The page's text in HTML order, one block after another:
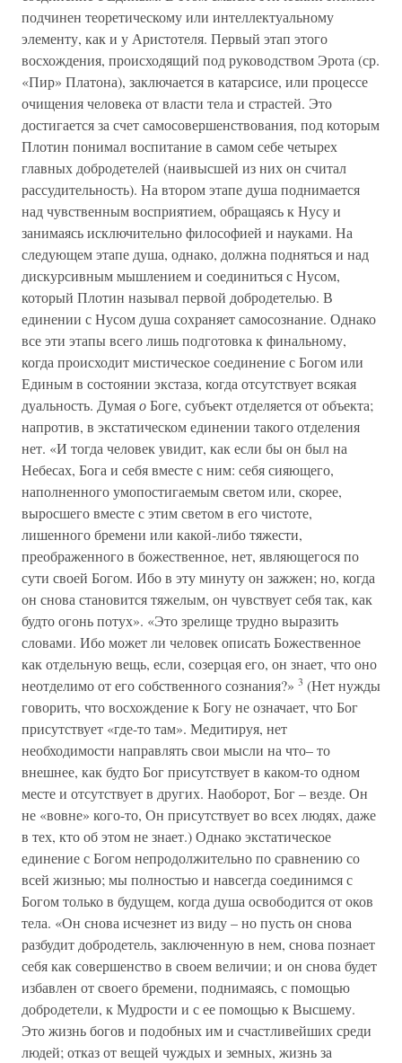
подчинен теоретическому или интеллектуальному
элементу, как и у Аристотеля. Первый этап этого
восхождения, происходящий под руководством Эрота (ср.
«Пир» Платона), заключается в катарсисе, или процессе
очищения человека от власти тела и страстей. Это
достигается за счет самосовершенствования, под которым
Плотин понимал воспитание в самом себе четырех
главных добродетелей (наивысшей из них он считал
рассудительность). На втором этапе душа поднимается
над чувственным восприятием, обращаясь к Нусу и
занимаясь исключительно философией и науками. На
следующем этапе душа, однако, должна подняться и над
дискурсивным мышлением и соединиться с Нусом,
который Плотин называл первой добродетелью. В
единении с Нусом душа сохраняет самосознание. Однако
все эти этапы всего лишь подготовка к финальному,
когда происходит мистическое соединение с Богом или
Единым в состоянии экстаза, когда отсутствует всякая
дуальность. ДумаяоБоге, субъект отделяется от объекта;
напротив, в экстатическом единении такого отделения
нет. «И тогда человек увидит, как если бы он был на
Небесах, Бога и себя вместе с ним: себя сияющего,
наполненного умопостигаемым светом или, скорее,
выросшего вместе с этим светом в его чистоте,
лишенного бремени или какой-либо тяжести,
преображенного в божественное, нет, являющегося по
сути своей Богом. Ибо в эту минуту он зажжен; но, когда
он снова становится тяжелым, он чувствует себя так, как
будто огонь потух». «Это зрелище трудно выразить
словами. Ибо может ли человек описать Божественное
как отдельную вещь, если, созерцая его, он знает, что оно
неотделимо от его собственного сознания?» 3 (Нет нужды
говорить, что восхождение к Богу не означает, что Бог
присутствует «где-то там». Медитируя, нет
необходимости направлять свои мысли на что– то
внешнее, как будто Бог присутствует в каком-то одном
месте и отсутствует в других. Наоборот, Бог – везде. Он
не «вовне» кого-то, Он присутствует во всех людях, даже
в тех, кто об этом не знает.) Однако экстатическое
единение с Богом непродолжительно по сравнению со
всей жизнью; мы полностью и навсегда соединимся с
Богом только в будущем, когда душа освободится от оков
тела. «Он снова исчезнет из виду – но пусть он снова
разбудит добродетель, заключенную в нем, снова познает
себя как совершенство в своем величии; и он снова будет
избавлен от своего бремени, поднимаясь, с помощью
добродетели, к Мудрости и с ее помощью к Высшему.
Это жизнь богов и подобных им и счастливейших среди
людей; отказ от вещей чуждых и земных, жизнь за